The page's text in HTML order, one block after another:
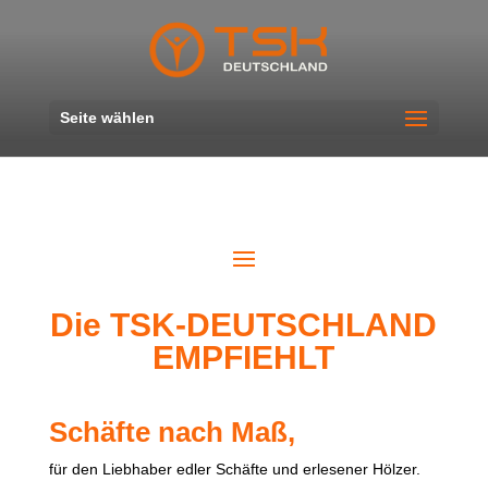
Seite wählen
Die TSK-DEUTSCHLAND
EMPFIEHLT
Schäfte nach Maß,
für den Liebhaber edler Schäfte und erlesener Hölzer.